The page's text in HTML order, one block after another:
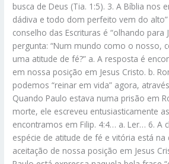
busca de Deus (Tia. 1:5). 3. A Bíblia nos
dádiva e todo dom perfeito vem do alto”
conselho das Escrituras é “olhando para
pergunta: “Num mundo como o nosso,
uma atitude de fé?” a. A resposta é
em nossa posição em Jesus Cristo. b.
podemos “reinar em vida” agora,
Quando Paulo estava numa prisão em
morte, ele escreveu entusiasticamente
encontramos em Filip. 4:4… a. Ler… 6. A
espécie de atitude de fé e vitória está
aceitação de nossa posição em Jesus